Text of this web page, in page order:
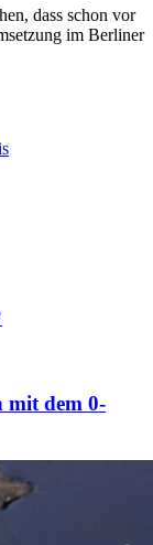
dass schon vor
im Berliner
mit dem 0-